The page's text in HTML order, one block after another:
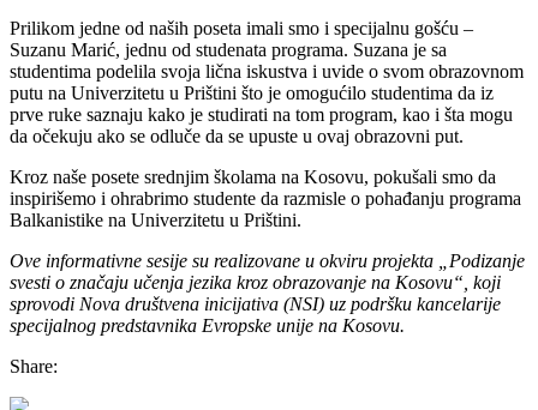
Prilikom jedne od naših poseta imali smo i specijalnu gošću –
Suzanu Marić, jednu od studenata programa. Suzana je sa
studentima podelila svoja lična iskustva i uvide o svom obrazovnom
putu na Univerzitetu u Prištini što je omogućilo studentima da iz
prve ruke saznaju kako je studirati na tom program, kao i šta mogu
da očekuju ako se odluče da se upuste u ovaj obrazovni put.
Kroz naše posete srednjim školama na Kosovu, pokušali smo da
inspirišemo i ohrabrimo studente da razmisle o pohađanju programa
Balkanistike na Univerzitetu u Prištini.
Ove informativne sesije su realizovane u okviru projekta „Podizanje
svesti o značaju učenja jezika kroz obrazovanje na Kosovu“, koji
sprovodi Nova društvena inicijativa (NSI) uz podršku kancelarije
specijalnog predstavnika Evropske unije na Kosovu.
Share: